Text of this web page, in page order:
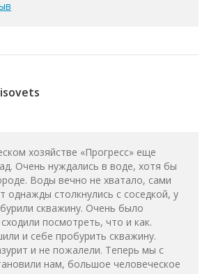
хозяйстве «Прогресс» еще
Очень нуждались в воде, хотя бы
Воды вечно не хватало, сами
однажды столкнулись с соседкой, у
скважину. Очень было
посмотреть, что и как.
и себе пробурить скважину.
и не пожалели. Теперь мы с
нам, большое человеческое